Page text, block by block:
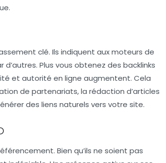
clé. Ils indiquent aux moteurs de
Plus vous obtenez des backlinks
et autorité en ligne augmentent. Cela
de partenariats, la rédaction d’articles
des liens naturels vers votre site.
Bien qu’ils ne soient pas